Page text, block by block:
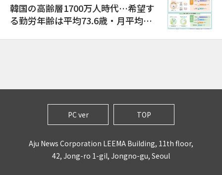
韓国の高齢層1700万人時代…希望す
る勤労年齢は平均73.6歳・月平均賃
PC ver TOP
Aju News Corporation LEEMA Building, 11th floor,
42, Jong-ro 1-gil, Jongno-gu, Seoul